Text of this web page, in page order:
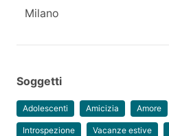
Milano
Soggetti
Adolescenti Amicizia Amore
Introspezione Vacanze estive